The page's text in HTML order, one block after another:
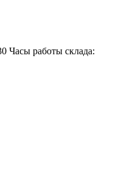
Часы работы склада: